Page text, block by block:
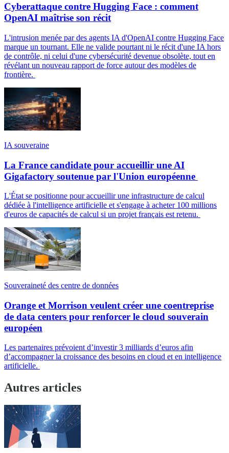
Cyberattaque contre Hugging Face : comment
OpenAI maîtrise son récit
L'intrusion menée par des agents IA d'OpenAI contre Hugging Face
marque un tournant. Elle ne valide pourtant ni le récit d'une IA hors
de contrôle, ni celui d'une cybersécurité devenue obsolète, tout en
révélant un nouveau rapport de force autour des modèles de
frontière.
IA souveraine
La France candidate pour accueillir une AI
Gigafactory soutenue par l'Union européenne
L'État se positionne pour accueillir une infrastructure de calcul
dédiée à l'intelligence artificielle et s'engage à acheter 100 millions
d'euros de capacités de calcul si un projet français est retenu.
Souveraineté des centre de données
Orange et Morrison veulent créer une coentreprise
de data centers pour renforcer le cloud souverain
européen
Les partenaires prévoient d’investir 3 milliards d’euros afin
d’accompagner la croissance des besoins en cloud et en intelligence
artificielle.
Autres articles